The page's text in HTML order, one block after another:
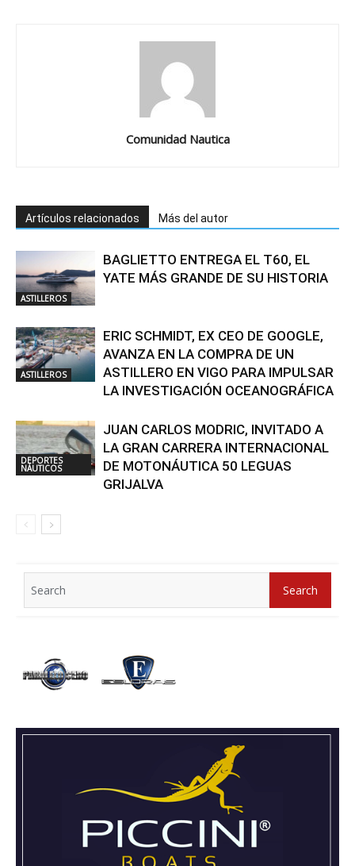
Comunidad Nautica
Artículos relacionados Más del autor
ASTILLEROS
BAGLIETTO ENTREGA EL T60, EL
YATE MÁS GRANDE DE SU HISTORIA
ASTILLEROS
ERIC SCHMIDT, EX CEO DE GOOGLE,
AVANZA EN LA COMPRA DE UN
ASTILLERO EN VIGO PARA IMPULSAR
LA INVESTIGACIÓN OCEANOGRÁFICA
DEPORTES
NÁUTICOS
JUAN CARLOS MODRIC, INVITADO A
LA GRAN CARRERA INTERNACIONAL
DE MOTONÁUTICA 50 LEGUAS
GRIJALVA
for:
Search